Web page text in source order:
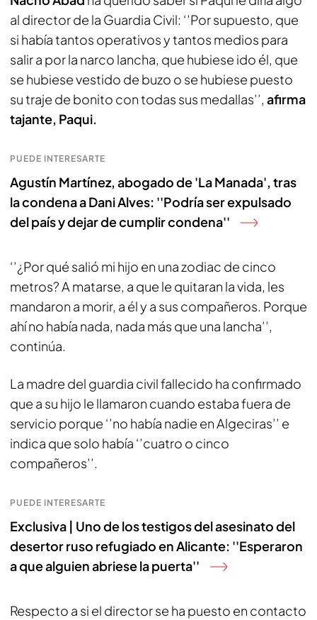
al director de la Guardia Civil: ‘’Por supuesto, que
si había tantos operativos y tantos medios para
salir a por la narco lancha, que hubiese ido él, que
se hubiese vestido de buzo o se hubiese puesto
su traje de bonito con todas sus medallas’’, afirma
tajante, Paqui.
PUEDE INTERESARTE
Agustín Martínez, abogado de 'La Manada', tras
la condena a Dani Alves: ''Podría ser expulsado
del país y dejar de cumplir condena''
‘’¿Por qué salió mi hijo en una zodiac de cinco
metros? A matarse, a que le quitaran la vida, les
mandaron a morir, a él y a sus compañeros. Porque
ahí no había nada, nada más que una lancha’’,
continúa.
La madre del guardia civil fallecido ha confirmado
que a su hijo le llamaron cuando estaba fuera de
servicio porque ‘’no había nadie en Algeciras’’ e
indica que solo había ‘’cuatro o cinco
compañeros’’.
PUEDE INTERESARTE
Exclusiva | Uno de los testigos del asesinato del
desertor ruso refugiado en Alicante: ''Esperaron
a que alguien abriese la puerta''
Respecto a si el director se ha puesto en contacto